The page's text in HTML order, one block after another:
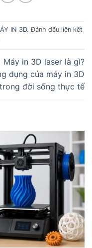
IN 3D. Đánh dấu liên kết
Máy in 3D laser là gì?
dụng của máy in 3D
trong đời sống thực tế